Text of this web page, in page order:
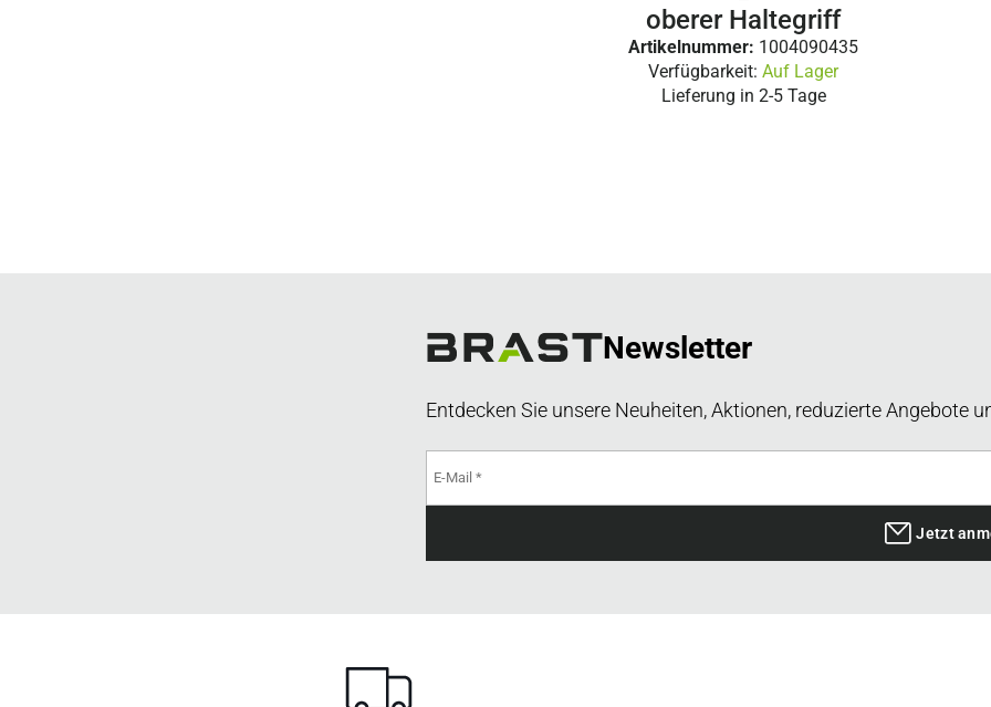
oberer Haltegriff
Artikelnummer: 1004090435
Verfügbarkeit: Auf Lager
Lieferung in 2-5 Tage
Newsletter
Entdecken Sie unsere Neuheiten, Aktionen, reduzierte Angebote
Jetzt